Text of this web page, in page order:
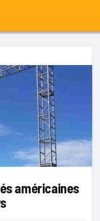
américaines